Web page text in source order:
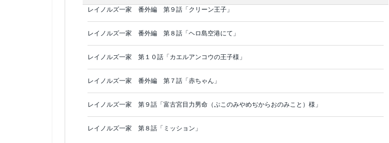
レイノルズ一家 番外編 第９話「クリーン王子」
レイノルズ一家 番外編 第８話「ヘロ島空港にて」
レイノルズ一家 第１０話「カエルアンコウの王子様」
レイノルズ一家 番外編 第７話「赤ちゃん」
レイノルズ一家 第９話「富古宮目力男命（ぷこのみやめぢからおのみこと）様」
レイノルズ一家 第８話「ミッション」